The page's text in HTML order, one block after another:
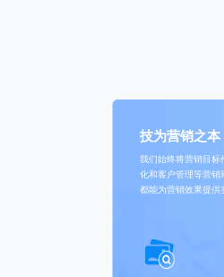
技为营销之本
我们始终将营销目标
化和客户管理等营销
都能为营销效果提供